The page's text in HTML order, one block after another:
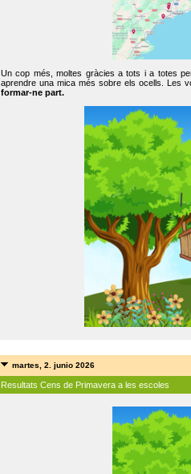
Un cop més, moltes gràcies a tots i a totes
aprendre una mica més sobre els ocells. Les
formar-ne part.
martes, 2. junio 2026
Resultats Cens de Primavera a les escoles